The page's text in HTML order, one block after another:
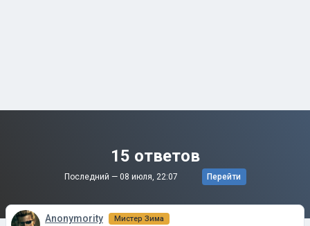
15 ответов
Последний — 08 июля, 22:07 Перейти
Anonymority Мистер Зима